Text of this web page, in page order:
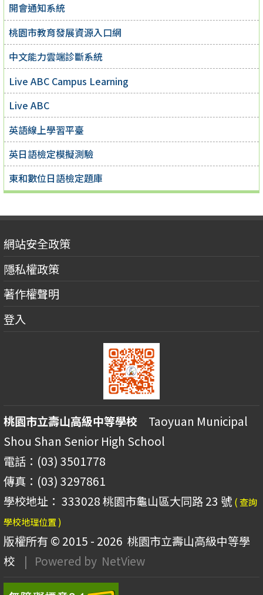
開會通知系統
桃園市教育發展資源入口網
中文能力雲端診斷系統
Live ABC Campus Learning
Live ABC
英語線上學習平臺
英日語檢定模擬測驗
東和數位日語檢定題庫
網站安全政策
隱私權政策
著作權聲明
登入
桃園市立壽山高級中等學校 Taoyuan Municipal
Shou Shan Senior High School
電話：(03) 3501778
傳真：(03) 3297861
學校地址： 333028 桃園市龜山區大同路 23 號 ( 查詢
學校地理位置 )
版權所有 © 2015 - 2026 桃園市立壽山高級中等學
校
| Powered by NetView